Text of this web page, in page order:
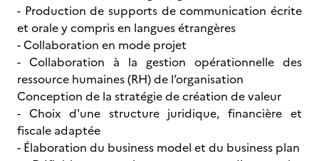
- Production de supports de communication écrite
et orale y compris en langues étrangères
- Collaboration en mode projet
- Collaboration à la gestion opérationnelle des
ressource humaines (RH) de l’organisation
Conception de la stratégie de création de valeur
- Choix d'une structure juridique, financière et
fiscale adaptée
- Élaboration du business model et du business plan